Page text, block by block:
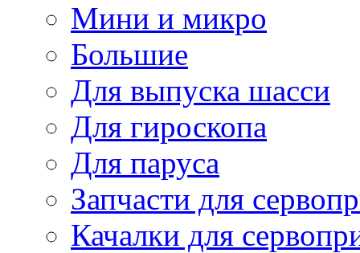
Мини и микро
Большие
Для выпуска шасси
Для гироскопа
Для паруса
Запчасти для
Качалки для